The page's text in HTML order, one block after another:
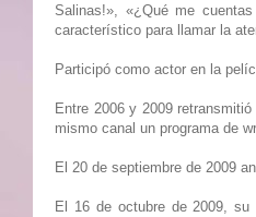
Salinas!», «¿Qué me cuentas
característico para llamar la
Participó como actor en la
Entre 2006 y 2009
mismo canal un programa de
El 20 de septiembre de 2009
El 16 de octubre de 2009,